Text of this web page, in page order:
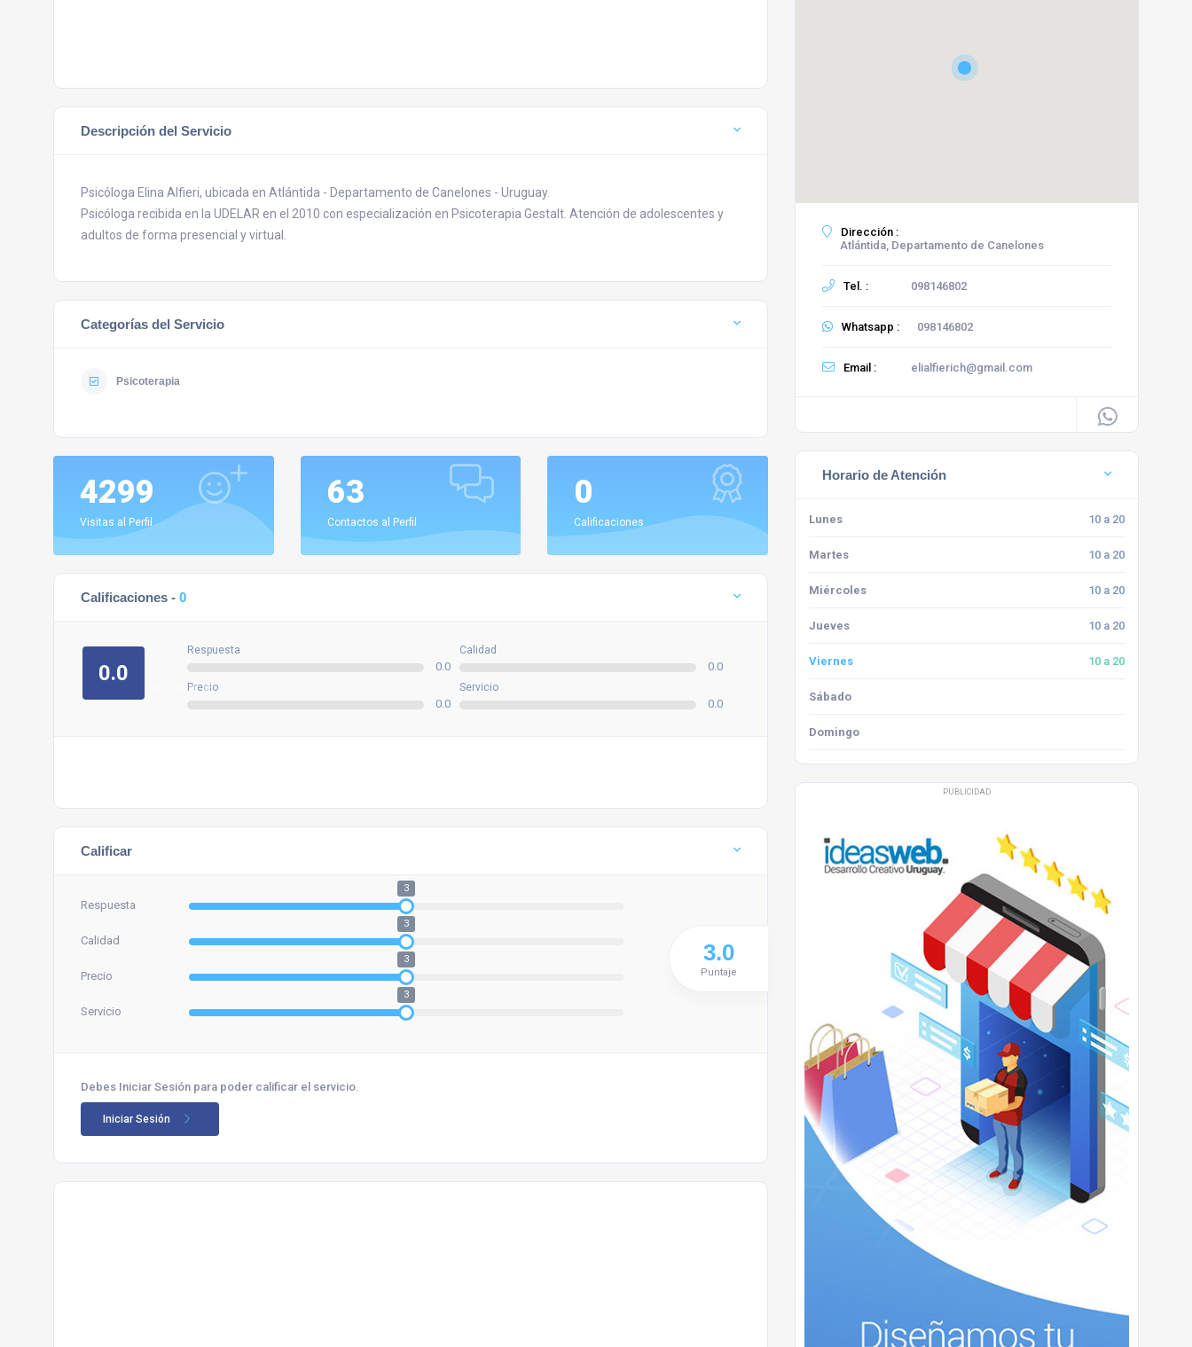
Descripción del Servicio
Psicóloga Elina Alfieri, ubicada en Atlántida - Departamento de Canelones - Uruguay.
Psicóloga recibida en la UDELAR en el 2010 con especialización en Psicoterapia Gestalt. Atención de adolescentes y
adultos de forma presencial y virtual.
Categorías del Servicio
Psicoterapia
4299
Visitas al Perfil
63
Contactos al Perfil
0
Calificaciones
Calificaciones - 0
0.0
Respuesta
0.0
Calidad
0.0
Precio
0.0
Servicio
0.0
Calificar
Respuesta
3
Calidad
3
Precio
3
Servicio
3
Puntaje
Debes Iniciar Sesión para poder calificar el servicio.
Iniciar Sesión
Dirección :
Atlántida, Departamento de Canelones
Tel. : 098146802
Whatsapp : 098146802
Email : elialfierich@gmail.com
Horario de Atención
Lunes 10 a 20
Martes 10 a 20
Miércoles 10 a 20
Jueves 10 a 20
Viernes 10 a 20
Sábado
Domingo
PUBLICIDAD